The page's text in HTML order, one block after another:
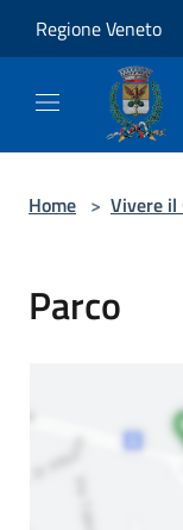
Regione Veneto
Home > Vivere il
Parco